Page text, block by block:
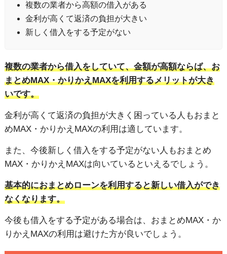
複数の業者から高額の借入がある
金利が高くて返済の負担が大きい
新しく借入をする予定がない
複数の業者から借入をしていて、金額が高額ならば、お
まとめMAX・かりかえMAXを利用するメリットが大き
いです。
金利が高くて返済の負担が大きく困っている人もおまと
めMAX・かりかえMAXの利用は適しています。
また、今後新しく借入をする予定がない人もおまとめ
MAX・かりかえMAXは向いているといえるでしょう。
基本的におまとめローンを利用すると新しい借入ができ
なくなります。
今後も借入をする予定がある場合は、おまとめMAX・か
りかえMAXの利用は避けた方が良いでしょう。